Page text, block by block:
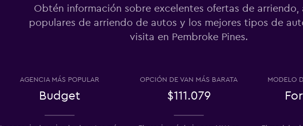
Obtén información sobre excelentes ofertas de arriendo,
populares de arriendo de autos y los mejores tipos de
visita en Pembroke Pines.
AGENCIA MÁS POPULAR
Budget
OPCIÓN DE VAN MÁS BARATA
$111.079
MODELO